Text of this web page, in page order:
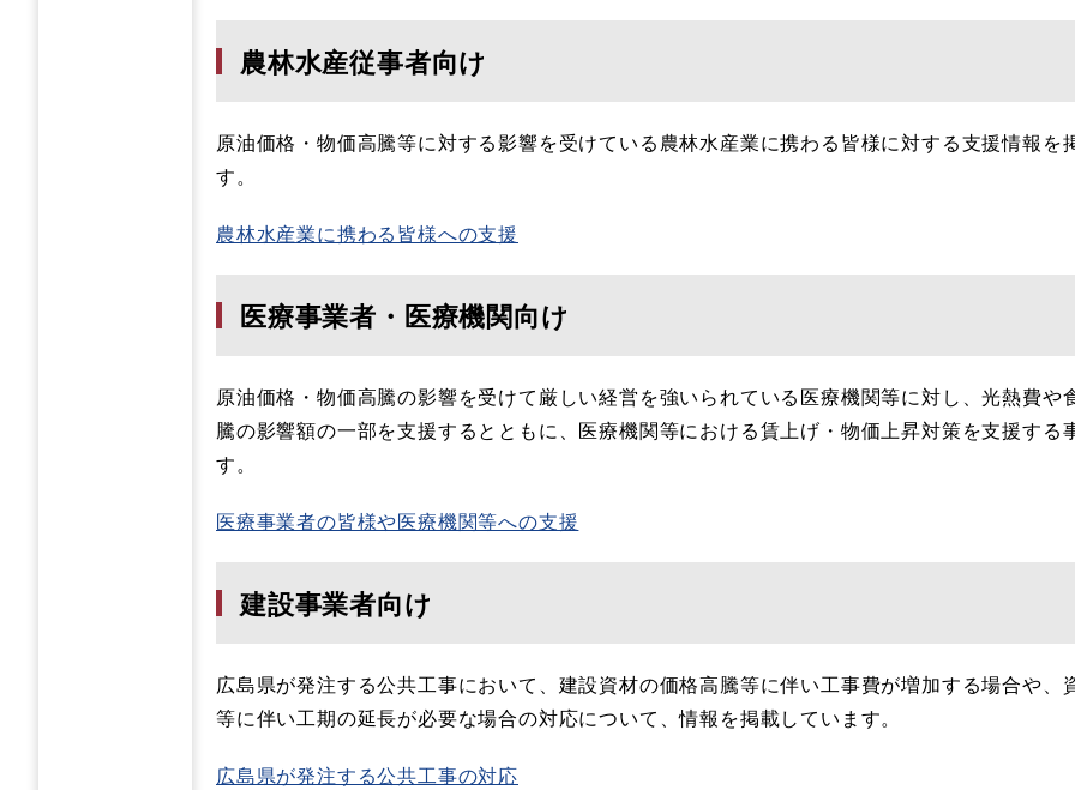
農林水産従事者向け
原油価格・物価高騰等に対する影響を受けている農林水産業に携わる皆様に対する支援情報を
す。
農林水産業に携わる皆様への支援
医療事業者・医療機関向け
原油価格・物価高騰の影響を受けて厳しい経営を強いられている医療機関等に対し、光熱費や
騰の影響額の一部を支援するとともに、医療機関等における賃上げ・物価上昇対策を支援する
す。
医療事業者の皆様や医療機関等への支援
建設事業者向け
広島県が発注する公共工事において、建設資材の価格高騰等に伴い工事費が増加する場合や、
等に伴い工期の延長が必要な場合の対応について、情報を掲載しています。
広島県が発注する公共工事の対応